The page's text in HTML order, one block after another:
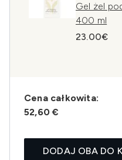
Gel żel
400 ml
23.00€
Cena całkowita:
52,60 €
DODAJ OBA DO